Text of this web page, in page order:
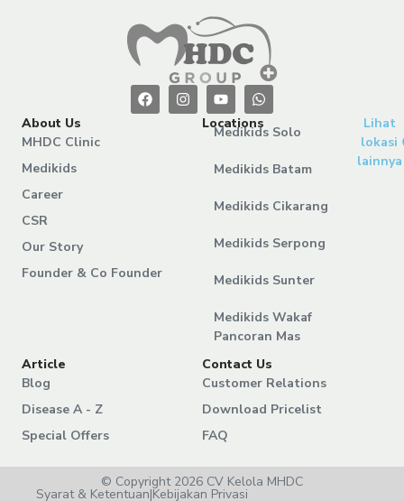
About Us
MHDC Clinic
Medikids
Career
CSR
Our Story
Founder & Co Founder
Locations
Medikids Solo
Medikids Batam
Medikids Cikarang
Medikids Serpong
Medikids Sunter
Medikids Wakaf
Pancoran Mas
Lihat
lokasi
lainnya
Article
Blog
Disease A - Z
Special Offers
Contact Us
Customer Relations
Download Pricelist
FAQ
© Copyright 2026 CV Kelola MHDC
Syarat & Ketentuan|Kebijakan Privasi